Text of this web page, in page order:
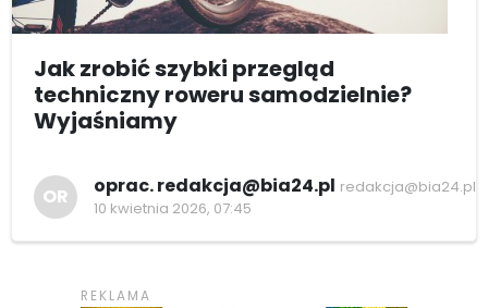
Jak zrobić szybki przegląd
techniczny roweru samodzielnie?
Wyjaśniamy
OR oprac. redakcja@bia24.pl redakcja@bia24.pl
10 kwietnia 2026, 07:45